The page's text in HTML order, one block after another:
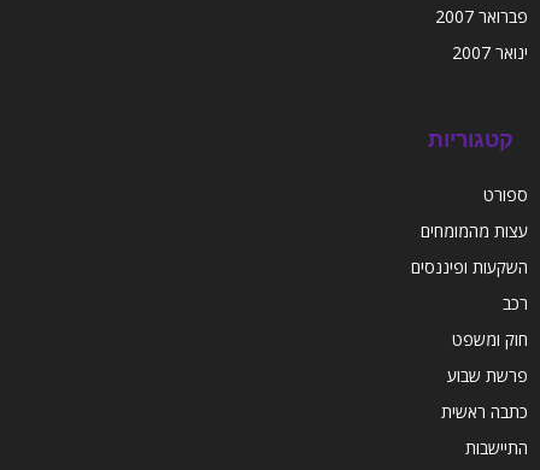
פברואר 2007
ינואר 2007
קטגוריות
ספורט
עצות מהמומחים
השקעות ופיננסים
רכב
חוק ומשפט
פרשת שבוע
כתבה ראשית
התיישבות